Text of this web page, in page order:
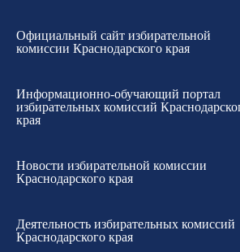
Официальный сайт избирательной
комиссии Краснодарского края
Информационно-обучающий портал
избирательных комиссий
края
Новости избирательной комиссии
Краснодарского края
Деятельность избирательных комиссий
Краснодарского края